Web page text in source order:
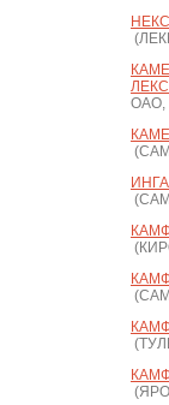
ОАО,